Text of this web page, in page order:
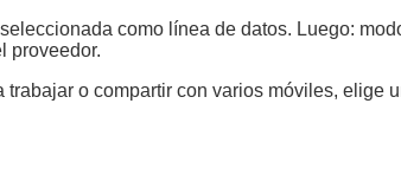
como línea de datos. Luego:
proveedor.
o compartir con varios móviles, elige